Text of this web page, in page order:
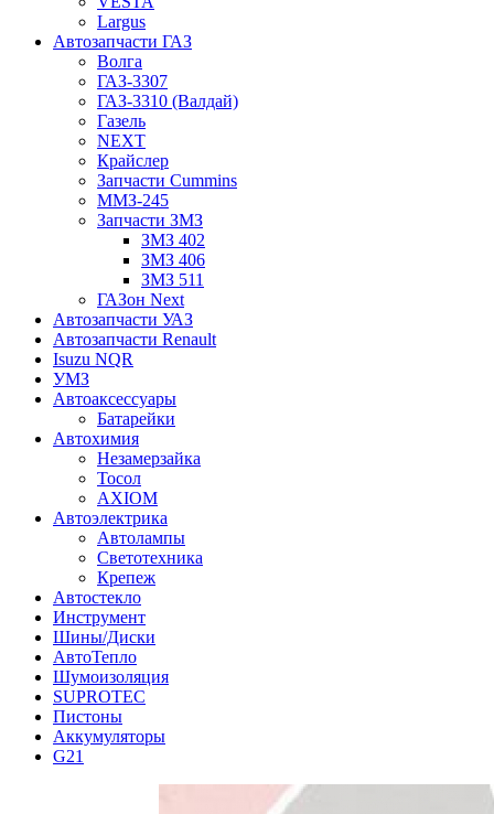
Largus
Автозапчасти ГАЗ
Волга
ГАЗ-3307
ГАЗ-3310 (Валдай)
Газель
NEXT
Крайслер
Запчасти Cummins
ММЗ-245
Запчасти ЗМЗ
ЗМЗ 402
ЗМЗ 406
ЗМЗ 511
ГАЗон Next
Автозапчасти УАЗ
Автозапчасти Renault
Isuzu NQR
УМЗ
Автоаксессуары
Батарейки
Автохимия
Незамерзайка
Тосол
AXIOM
Автоэлектрика
Автолампы
Светотехника
Крепеж
Автостекло
Инструмент
Шины/Диски
АвтоТепло
Шумоизоляция
SUPROTEC
Пистоны
Аккумуляторы
G21